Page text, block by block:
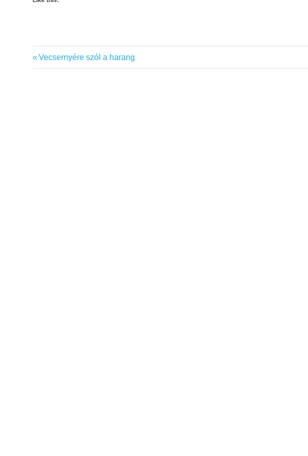
Bejegyzés
Previous
Post:
Vecsernyére szól a harang